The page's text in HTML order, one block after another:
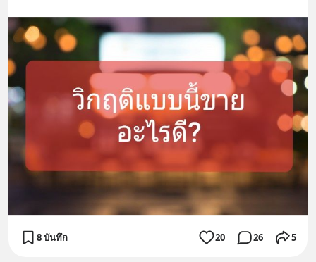
8 บันทึก 20 26 5